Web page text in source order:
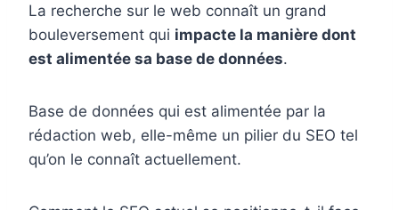
La recherche sur le web connaît un grand
bouleversement qui impacte la manière dont
est alimentée sa base de données.
Base de données qui est alimentée par la
rédaction web, elle-même un pilier du SEO tel
qu’on le connaît actuellement.